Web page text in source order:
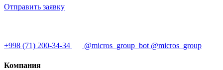
Отправить заявку
+998 (71) 200-34-34 @micros_group_bot @micros_group
Компания